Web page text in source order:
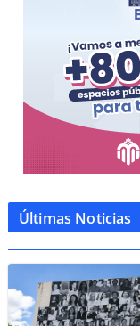
Últimas Noticias